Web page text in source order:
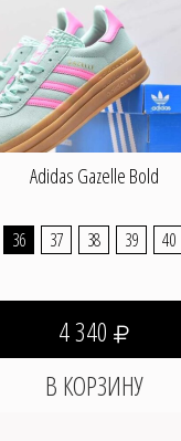
Adidas Gazelle Bold
36 37 38 39 40
4 340